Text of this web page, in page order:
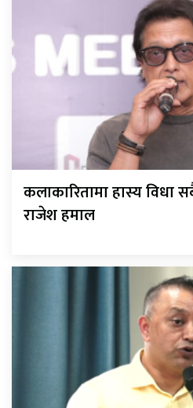
कलाकारितामा हास्य विधा
राजेश हमाल